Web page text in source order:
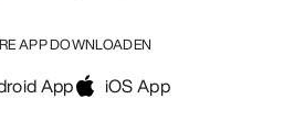
APP DOWNLOADEN
App iOS App